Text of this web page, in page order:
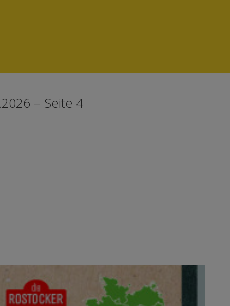
– Seite 4